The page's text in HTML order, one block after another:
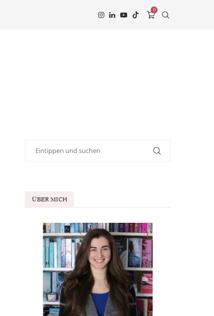
0
ÜBER MICH